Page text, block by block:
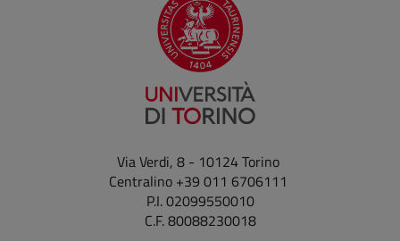
Via Verdi, 8 - 10124 Torino
Centralino +39 011 6706111
P.I. 02099550010
C.F. 80088230018